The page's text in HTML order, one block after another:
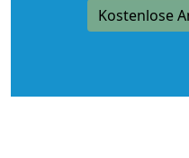
Kostenlose